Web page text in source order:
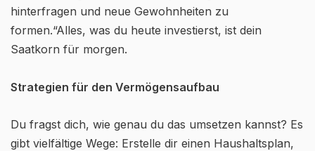
hinterfragen und neue Gewohnheiten zu
formen.“Alles, was du heute investierst, ist dein
Saatkorn für morgen.
Strategien für den Vermögensaufbau
Du fragst dich, wie genau du das umsetzen kannst? Es
gibt vielfältige Wege: Erstelle dir einen Haushaltsplan,